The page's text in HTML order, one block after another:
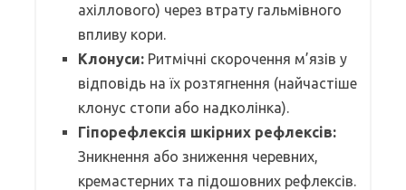
ахіллового) через втрату гальмівного
впливу кори.
Клонуси: Ритмічні скорочення м’язів у
відповідь на їх розтягнення (найчастіше
клонус стопи або надколінка).
Гіпорефлексія шкірних рефлексів:
Зникнення або зниження черевних,
кремастерних та підошовних рефлексів.